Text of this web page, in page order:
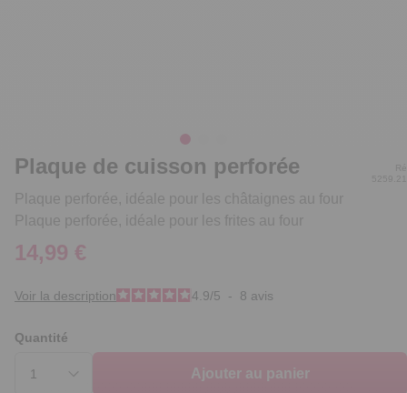
Plaque de cuisson perforée
Plaque perforée, idéale pour les châtaignes au four
Plaque perforée, idéale pour les frites au four
14,99 €
Voir la description 4.9/5 - 8 avis
Quantité
Ajouter au panier